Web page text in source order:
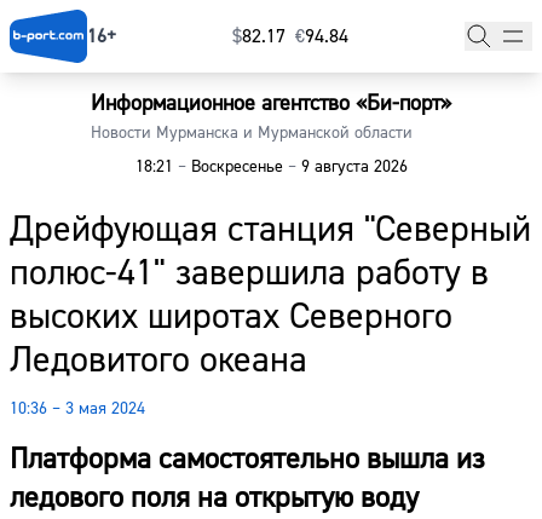
16+ $⁠82.17 €⁠94.84
Информационное агентство «Би-порт»
Новости Мурманска и Мурманской области
18:21 –Воскресенье –9 августа 2026
Дрейфующая станция "Северный
полюс-41" завершила работу в
высоких широтах Северного
Ледовитого океана
10:36 – 3 мая 2024
Платформа самостоятельно вышла из
ледового поля на открытую воду
Главная
Наши гости
Фоторепортажи
Погода
Курсы валют